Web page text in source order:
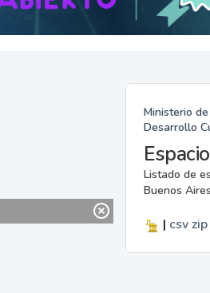
Ministerio
Desarrollo
Listado de
Buenos
| csvzip